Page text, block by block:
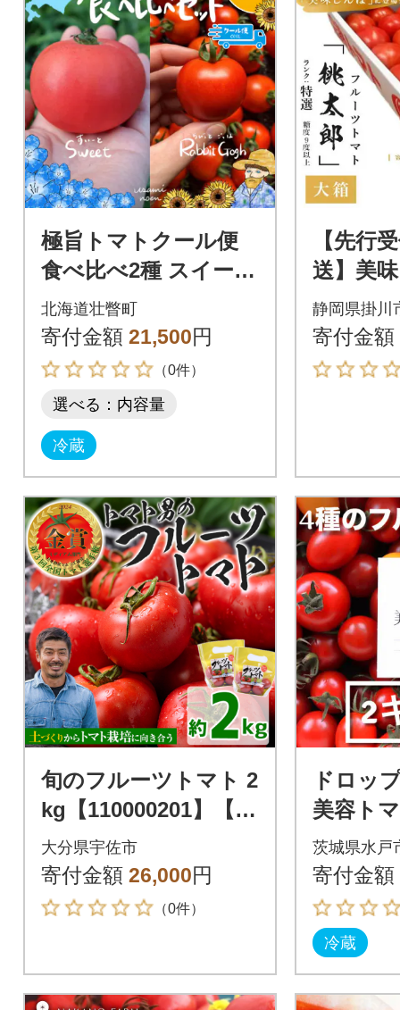
極旨トマトクール便
食べ比べ2種 スイート
&ラビットゴッホ 4kg
SBTAJ030
北海道壮瞥町
寄付金額 21,500円
（0件）
選べる：内容量
冷蔵
【先行
送】美
場 トマ
大箱 28
選 糖度
静岡県掛川
寄付金額
旬のフルーツトマト 2
kg【110000201】【ひ
ろしま農園】
大分県宇佐市
寄付金額 26,000円
（0件）
ドロッ
美容ト
茨城県水戸
寄付金額
冷蔵